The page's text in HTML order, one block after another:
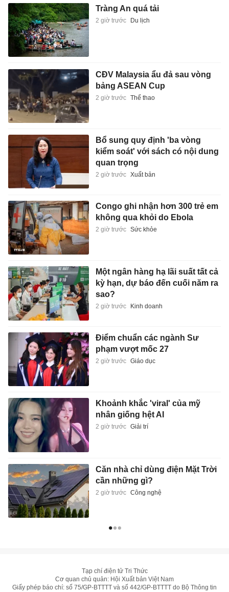
Tràng An quá tải
2 giờ trước Du lịch
CĐV Malaysia ẩu đả sau vòng
bảng ASEAN Cup
2 giờ trước Thể thao
Bổ sung quy định 'ba vòng
kiểm soát' với sách có nội dung
quan trọng
2 giờ trước Xuất bản
Congo ghi nhận hơn 300 trẻ em
không qua khỏi do Ebola
2 giờ trước Sức khỏe
Một ngân hàng hạ lãi suất tất cả
kỳ hạn, dự báo đến cuối năm ra
sao?
2 giờ trước Kinh doanh
Điểm chuẩn các ngành Sư
phạm vượt mốc 27
2 giờ trước Giáo dục
Khoảnh khắc 'viral' của mỹ
nhân giống hệt AI
2 giờ trước Giải trí
Căn nhà chỉ dùng điện Mặt Trời
cần những gì?
2 giờ trước Công nghệ
Tạp chí điện tử Tri Thức
Cơ quan chủ quản: Hội Xuất bản Việt Nam
Giấy phép báo chí: số 75/GP-BTTTT và số 442/GP-BTTTT do Bộ Thông tin